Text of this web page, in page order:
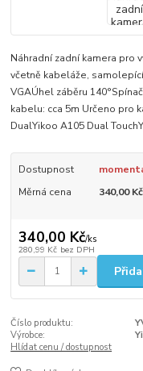
Náhradní zadní kamera pro
včetně kabeláže,
VGAÚhel záběru
kabelu: cca 5m Určeno pro
DualYikoo A105 Dual
Dostupnost
Měrná cena
340,00
340,00 Kč/ks
280,99 Kč bez DPH
Číslo produktu:
Výrobce:
Hlídat cenu / dostupnost